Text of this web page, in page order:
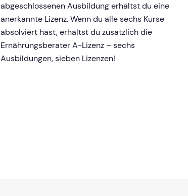
abgeschlossenen Ausbildung erhältst du eine
anerkannte Lizenz. Wenn du alle sechs Kurse
absolviert hast, erhältst du zusätzlich die
Ernährungsberater A-Lizenz – sechs
Ausbildungen, sieben Lizenzen!